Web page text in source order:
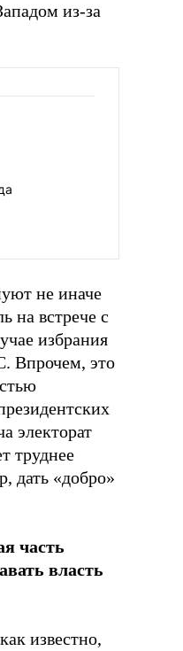
из-за
не иначе
на встрече с
избрания
Впрочем, это
электорат
труднее
дать «добро»
часть
власть
известно,